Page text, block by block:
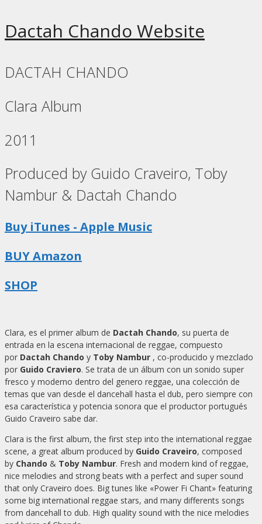
Dactah Chando Website
DACTAH CHANDO
Clara Album
2011
Produced by Guido Craveiro, Toby
Nambur & Dactah Chando
Buy iTunes - Apple Music
BUY Amazon
SHOP
Clara, es el primer album de Dactah Chando, su puerta de
entrada en la escena internacional de reggae, compuesto
por Dactah Chando y Toby Nambur , co-producido y mezclado
por Guido Craviero. Se trata de un álbum con un sonido super
fresco y moderno dentro del genero reggae, una colección de
temas que van desde el dancehall hasta el dub, pero siempre con
esa característica y potencia sonora que el productor portugués
Guido Craveiro sabe dar.
Clara is the first album, the first step into the international reggae
scene, a great album produced by Guido Craveiro, composed
by Chando & Toby Nambur. Fresh and modern kind of reggae,
nice melodies and strong beats with a perfect and super sound
that only Craveiro does. Big tunes like «Power Fi Chant» featuring
some big international reggae stars, and many differents songs
from dancehall to dub. High quality sound with the nice melodies